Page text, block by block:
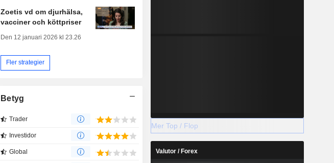
Zoetis vd om djurhälsa,
vacciner och köttpriser
Den 12 januari 2026 kl 23.26
Fler strategier
Betyg
Trader
Investidor
Global
Mer Top / Flop
Valutor / Forex